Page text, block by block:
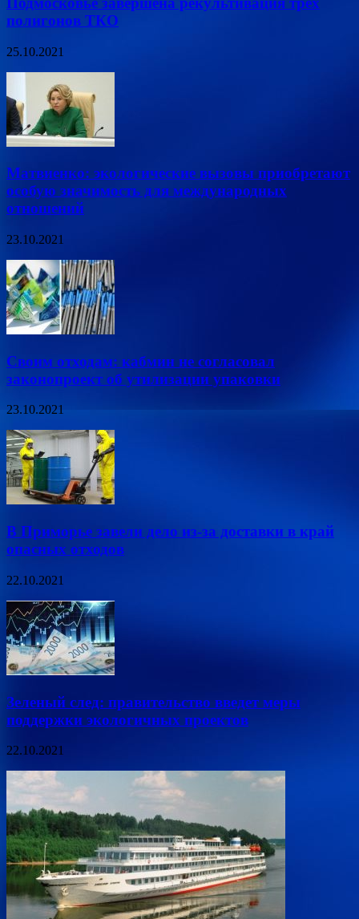
полигонов ТКО
25.10.2021
Матвиенко: экологические вызовы приобретают
особую значимость для международных
отношений
23.10.2021
Своим отходам: кабмин не согласовал
законопроект об утилизации упаковки
23.10.2021
В Приморье завели дело из-за доставки в край
опасных отходов
22.10.2021
Зеленый след: правительство введет меры
поддержки экологичных проектов
22.10.2021